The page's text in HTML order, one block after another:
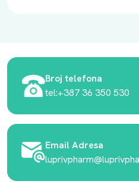
Broj telefona
tel:+387 36 350 530
Email Adresa